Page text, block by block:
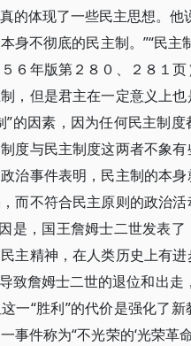
的体现了一些民主思想。
身不彻底的民主制。”“民
６年版第２８０、２８１
，但是君主在一定意义上
”的因素，因为任何民主制
度与民主制度这两者不象
治事件表明，民主制的本
而不符合民主原则的政治
是，国王詹姆士二世发表
主精神，在人类历史上有
致詹姆士二世的退位和出
一“胜利”的代价是强化了
事件称为“不光荣的‘光荣革